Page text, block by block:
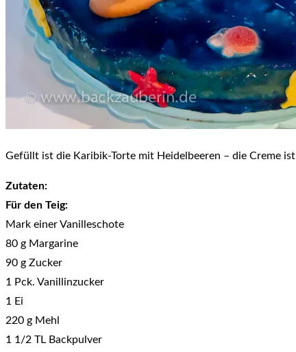
Gefüllt ist die Karibik-Torte mit Heidelbeeren – die Creme
Zutaten:
Für den Teig:
Mark einer Vanilleschote
80 g Margarine
90 g Zucker
1 Pck. Vanillinzucker
1 Ei
220 g Mehl
1 1/2 TL Backpulver